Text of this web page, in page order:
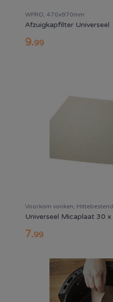
WPRO, 470x970mm
Afzuigkapfilter Universeel
9.99
Voorkom vonken,
Universeel Micaplaat 30
7.99